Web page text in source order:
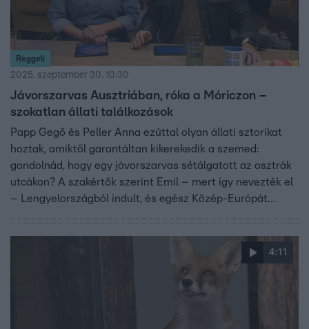
Reggeli
2025. szeptember 30. 10:30
Jávorszarvas Ausztriában, róka a Móriczon –
szokatlan állati találkozások
Papp Gegő és Peller Anna ezúttal olyan állati sztorikat
hoztak, amiktől garantáltan kikerekedik a szemed:
gondolnád, hogy egy jávorszarvas sétálgatott az osztrák
utcákon? A szakértők szerint Emil – mert így nevezték el
– Lengyelországból indult, és egész Közép-Európát
4:11